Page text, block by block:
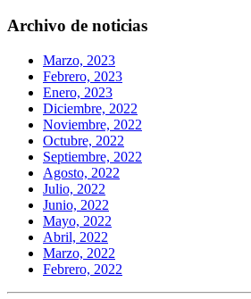
Archivo de noticias
Marzo, 2023
Febrero, 2023
Enero, 2023
Diciembre, 2022
Noviembre, 2022
Octubre, 2022
Septiembre, 2022
Agosto, 2022
Julio, 2022
Junio, 2022
Mayo, 2022
Abril, 2022
Marzo, 2022
Febrero, 2022